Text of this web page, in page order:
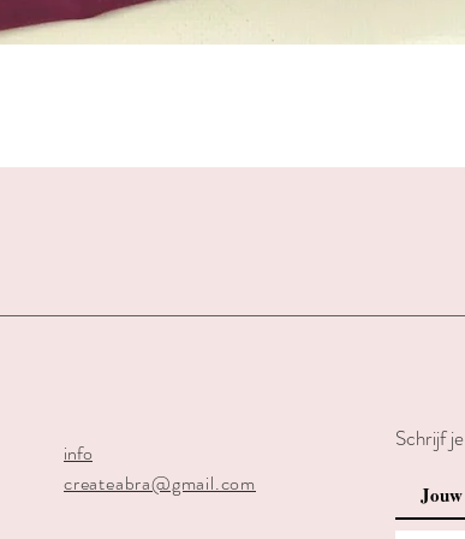
info
createabra@gmail.com
Schrijf